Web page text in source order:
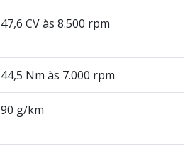
47,6 CV às 8.500 rpm
44,5 Nm às 7.000 rpm
90 g/km